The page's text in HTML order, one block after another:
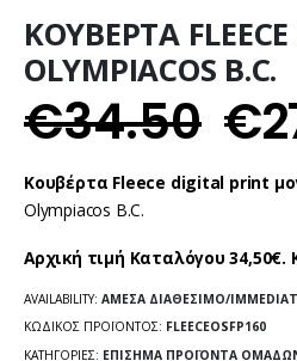
ΚΟΥΒΕΡΤΑ
OLYMPIACOS B.C.
€34.50 €
Κουβέρτα Fleece digital print
Olympiacos B.C.
Αρχική τιμή Καταλόγου 34,50€.
AVAILABILITY: ΆΜΕΣΑ ΔΙΑΘΈΣΙΜΟ/
ΚΩΔΙΚΌΣ ΠΡΟΪΌΝΤΟΣ: FLEECEOSFP160
ΚΑΤΗΓΟΡΊΕΣ: ΕΠΊΣΗΜΑ ΠΡΟΪΌΝΤΑ